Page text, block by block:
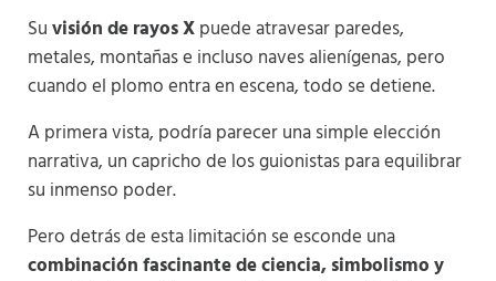
Suvisión de rayos Xpuede atravesar paredes,
metales, montañas e incluso naves alienígenas, pero
cuando el plomo entra en escena, todo se detiene.
A primera vista, podría parecer una simple elección
narrativa, un capricho de los guionistas para equilibrar
su inmenso poder.
Pero detrás de esta limitación se esconde una
combinación fascinante de ciencia, simbolismo y